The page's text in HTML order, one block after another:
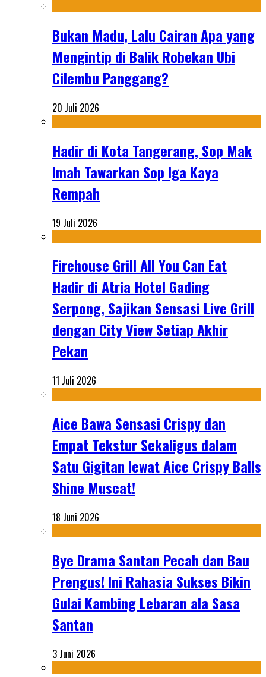
Bukan Madu, Lalu Cairan Apa yang
Mengintip di Balik Robekan Ubi
Cilembu Panggang?
20 Juli 2026
Hadir di Kota Tangerang, Sop Mak
Imah Tawarkan Sop Iga Kaya
Rempah
19 Juli 2026
Firehouse Grill All You Can Eat
Hadir di Atria Hotel Gading
Serpong, Sajikan Sensasi Live Grill
dengan City View Setiap Akhir
Pekan
11 Juli 2026
Aice Bawa Sensasi Crispy dan
Empat Tekstur Sekaligus dalam
Satu Gigitan lewat Aice Crispy Balls
Shine Muscat!
18 Juni 2026
Bye Drama Santan Pecah dan Bau
Prengus! Ini Rahasia Sukses Bikin
Gulai Kambing Lebaran ala Sasa
Santan
3 Juni 2026